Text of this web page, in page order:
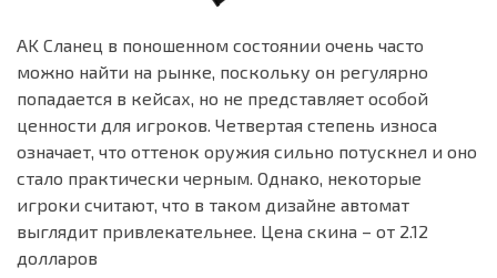
AK Сланец в поношенном состоянии очень часто
можно найти на рынке, поскольку он регулярно
попадается в кейсах, но не представляет особой
ценности для игроков. Четвертая степень износа
означает, что оттенок оружия сильно потускнел и оно
стало практически черным. Однако, некоторые
игроки считают, что в таком дизайне автомат
выглядит привлекательнее. Цена скина – от 2.12
долларов